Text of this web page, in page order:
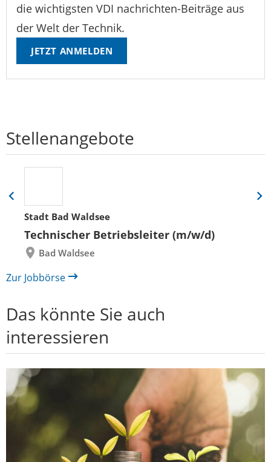
die wichtigsten VDI nachrichten-Beiträge aus
der Welt der Technik.
JETZT ANMELDEN
Stellenangebote
Stadt Bad Waldsee
Technischer Betriebsleiter (m/w/d)
Bad Waldsee
Folie
zurück
Eine
Zur Jobbörse
Das könnte Sie auch
interessieren